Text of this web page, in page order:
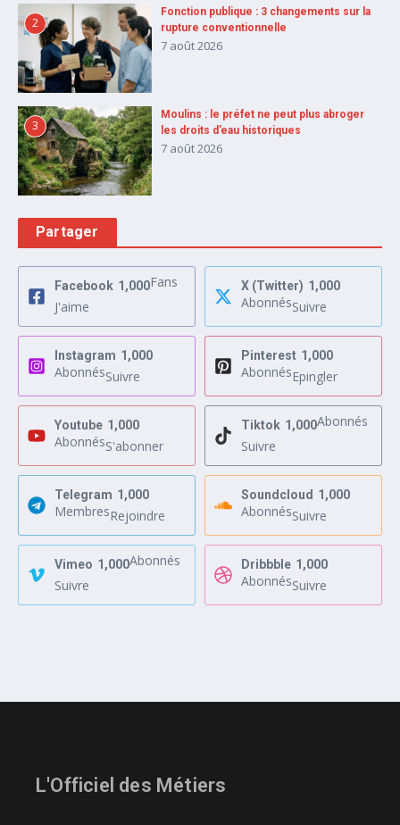
2
Fonction publique : 3 changements sur la
rupture conventionnelle
7 août 2026
3
Moulins : le préfet ne peut plus abroger
les droits d’eau historiques
7 août 2026
Partager
Facebook 1,000Fans
J'aime
X (Twitter) 1,000
AbonnésSuivre
Instagram 1,000
AbonnésSuivre
Pinterest 1,000
AbonnésEpingler
Youtube 1,000
AbonnésS'abonner
Tiktok 1,000Abonnés
Suivre
Telegram 1,000
MembresRejoindre
Soundcloud 1,000
AbonnésSuivre
Vimeo 1,000Abonnés
Suivre
Dribbble 1,000
AbonnésSuivre
L'Officiel des Métiers